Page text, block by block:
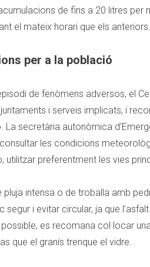
de fins a 20 litres per
el mateix horari que els anteriors.
per a la població
de fenòmens adversos, el
i serveis implicats, i
La secretària autonòmica
les condicions
utilitzar preferentment les vies
pluja intensa o de troballa amb
segur i evitar circular, ja que
es recomana col·locar
que el granís trenque el vidre.